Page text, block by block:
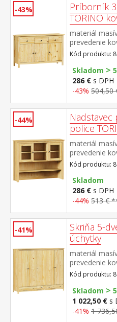
-43%
Príborník
TORINO
materiál
prevedenie
prevedení
zásuvky s
doplnok
Kód produktu:
Skladom >
286 € s DPH
-43% 504,50
-44%
police
materiál
prevedenie
prevedení
dvierka
Kód produktu:
Skladom
286 € s DPH
-44% 513 €
-41%
Skriňa 5-
úchytky
materiál
prevedenie
prevedení
v pomere
šatníková
úzkej časti 3
zásuvky s
nadstavec
Kód produktu:
Skladom >
1 022,50 € s
-41% 1